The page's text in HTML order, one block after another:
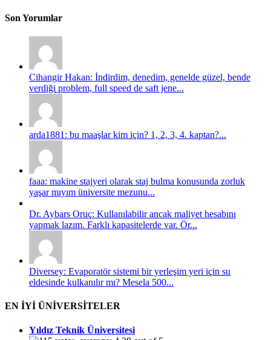
Son Yorumlar
Cihangir Hakan: İndirdim, denedim, genelde güzel, bende
verdiği problem, full speed de saft jene...
arda1881: bu maaşlar kim için? 1, 2, 3, 4. kaptan?...
faaa: makine stajyeri olarak staj bulma konusunda zorluk
yaşar mıyım üniversite mezunu...
Dr. Aybars Oruç: Kullanılabilir ancak maliyet hesabını
yapmak lazım. Farklı kapasitelerde var. Ör...
Diversey: Evaporatör sistemi bir yerleşim yeri için su
eldesinde kulkanılır mı? Mesela 500...
EN İYİ ÜNİVERSİTELER
Yıldız Teknik Üniversitesi